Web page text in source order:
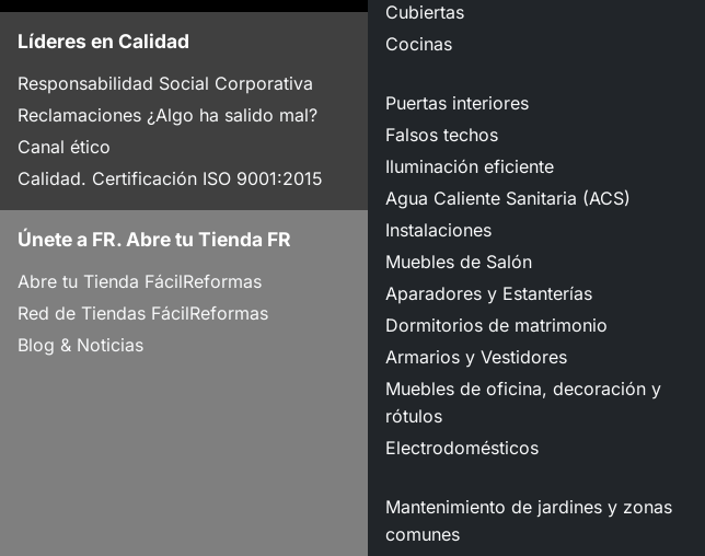
Líderes en Calidad
Responsabilidad Social Corporativa
Reclamaciones ¿Algo ha salido mal?
Canal ético
Calidad. Certificación ISO 9001:2015
Únete a FR. Abre tu Tienda FR
Abre tu Tienda FácilReformas
Red de Tiendas FácilReformas
Blog & Noticias
Cubiertas
Cocinas
Puertas interiores
Falsos techos
Iluminación eficiente
Agua Caliente Sanitaria (ACS)
Instalaciones
Muebles de Salón
Aparadores y Estanterías
Dormitorios de matrimonio
Armarios y Vestidores
Muebles de oficina, decoración y
rótulos
Electrodomésticos
Mantenimiento de jardines y zonas
comunes